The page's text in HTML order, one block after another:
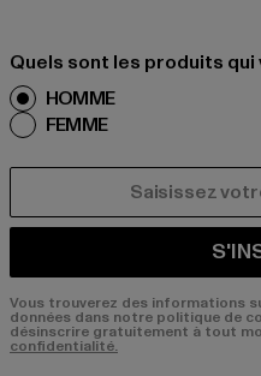
Quels sont les produits
HOMME
FEMME
Vous trouverez des informations
données dans notre politique de
désinscrire gratuitement à tout
confidentialité.